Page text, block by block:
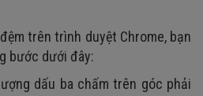
trên trình duyệt Chrome, bạn
bước dưới đây:
dấu ba chấm trên góc phải